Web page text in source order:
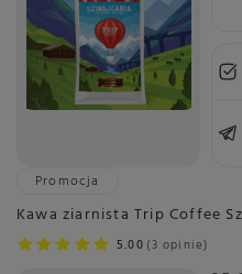
Promocja
Kawa ziarnista Trip Coffee
5.00 3 opinie